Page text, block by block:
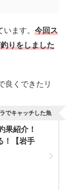
ます。 今回ス
りをしました
良くできたリ
果紹介！
！【岩手
でキャッチした魚